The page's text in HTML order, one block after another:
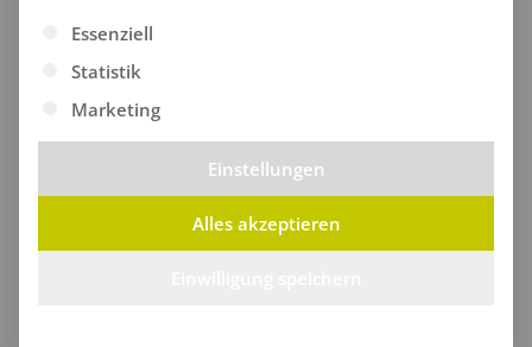
Zertifikate: Bio-Baumwolle|Faire
Arbeitsbedingungen|Fairtrade-zertifizierte
Baumwolle|Oeko-Tex 100
Größentabelle
Es folgt eine Liste der Service-Gruppen, für die eine
Essenziell
Statistik
Marketing
Einstellungen
Alles akzeptieren